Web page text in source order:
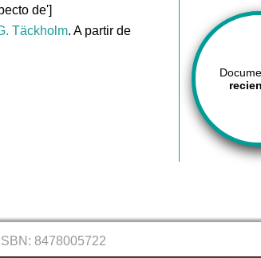
de']
Täckholm. A partir de
ISBN: 8478005722